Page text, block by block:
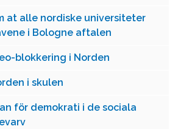
at alle nordiske universiteter
i Bologne aftalen
blokkering i Norden
i skulen
för demokrati i de sociala